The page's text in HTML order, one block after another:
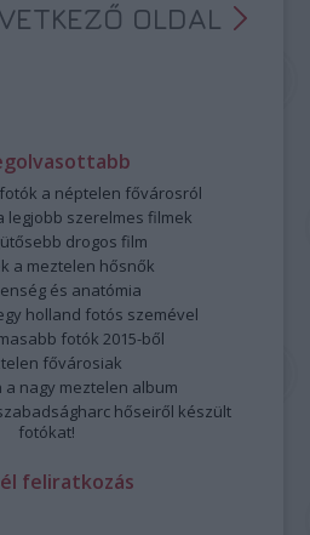
OLDAL
a néptelen fővárosról
legjobb szerelmes filmek
drogos film
a meztelen hősnők
és anatómia
holland fotós szemével
fotók 2015-ből
fővárosiak
a nagy meztelen album
hőseiről készült
fotókat!
feliratkozás